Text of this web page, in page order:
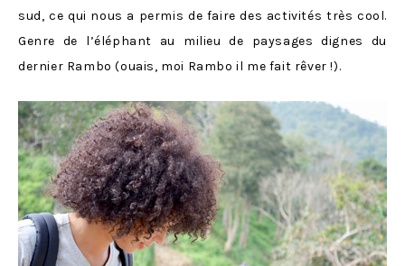
sud, ce qui nous a permis de faire des activités très cool.
Genre de l’éléphant au milieu de paysages dignes du
dernier Rambo (ouais, moi Rambo il me fait rêver !).